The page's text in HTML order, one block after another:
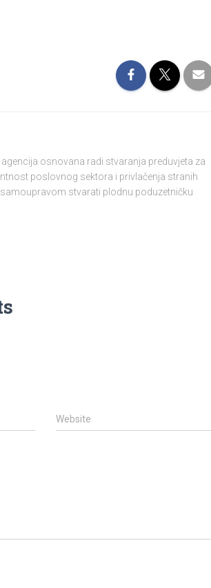
osnovana radi stvaranja preduvjeta za
poslovnog sektora i privlačenja stranih
stvarati plodnu poduzetničku
Website